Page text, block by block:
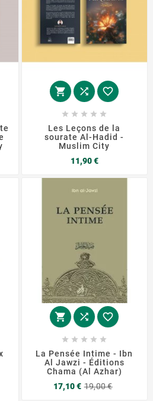
  
    
Les Leçons de la
sourate Al-Hadid -
Muslim City
11,90 €Prix
  
    
La Pensée Intime - Ibn
Al Jawzi - Éditions
Chama (Al Azhar)
17,10 € 19,00 €